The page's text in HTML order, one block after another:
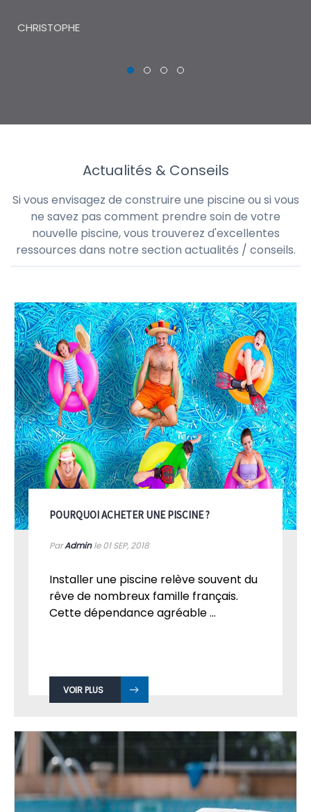
CHRISTOPHE
Actualités & Conseils
Si vous envisagez de construire une piscine ou si vous
ne savez pas comment prendre soin de votre
nouvelle piscine, vous trouverez d'excellentes
ressources dans notre section actualités / conseils.
POURQUOI ACHETER UNE PISCINE ?
ParAdminle 01SEP, 2018
Installer une piscine relève souvent du
rêve de nombreux famille français.
Cette dépendance agréable ...
VOIR PLUS